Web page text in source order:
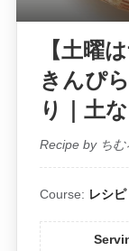
【土曜
きんぴ
り｜土
Recipe by ちむ
Course: レシピ